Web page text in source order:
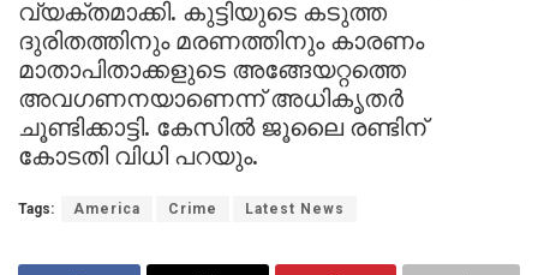
വ്യക്തമാക്കി. കുട്ടിയുടെ കടുത്ത
ദുരിതത്തിനും മരണത്തിനും കാരണം
മാതാപിതാക്കളുടെ അങ്ങേയറ്റത്തെ
അവഗണനയാണെന്ന് അധികൃതർ
ചൂണ്ടിക്കാട്ടി. കേസിൽ ജൂലൈ രണ്ടിന്
കോടതി വിധി പറയും.
Tags: America Crime Latest News